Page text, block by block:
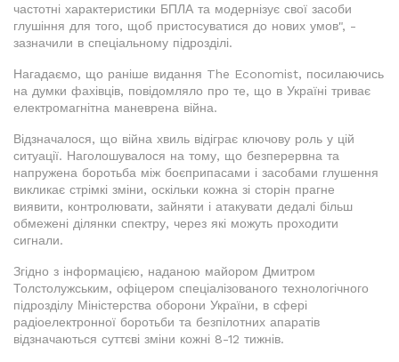
частотні характеристики БПЛА та модернізує свої засоби
глушіння для того, щоб пристосуватися до нових умов", -
зазначили в спеціальному підрозділі.
Нагадаємо, що раніше видання The Economist, посилаючись
на думки фахівців, повідомляло про те, що в Україні триває
електромагнітна маневрена війна.
Відзначалося, що війна хвиль відіграє ключову роль у цій
ситуації. Наголошувалося на тому, що безперервна та
напружена боротьба між боєприпасами і засобами глушення
викликає стрімкі зміни, оскільки кожна зі сторін прагне
виявити, контролювати, зайняти і атакувати дедалі більш
обмежені ділянки спектру, через які можуть проходити
сигнали.
Згідно з інформацією, наданою майором Дмитром
Толстолужським, офіцером спеціалізованого технологічного
підрозділу Міністерства оборони України, в сфері
радіоелектронної боротьби та безпілотних апаратів
відзначаються суттєві зміни кожні 8-12 тижнів.